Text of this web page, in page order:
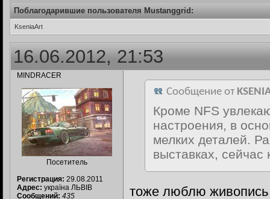
Поблагодарившие пользователя Mustanggrid:
KseniaArt
16.06.2012, 21:53
MINDRACER
Посетитель
Регистрация: 29.08.2011
Адрес: україна ЛЬВІВ
Сообщений: 435
Сообщение от
Кроме NFS
настроения, в
мелких деталей.
выставках, сейчас
тоже люблю